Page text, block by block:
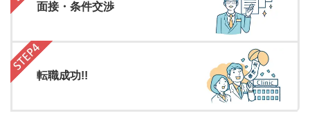
面接・条件交渉
転職成功!!